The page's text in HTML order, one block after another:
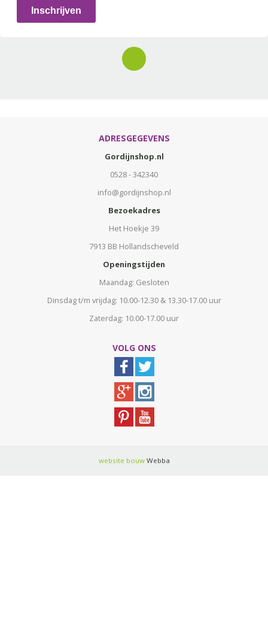
Inschrijven
ADRESGEGEVENS
Gordijnshop.nl
0528 - 342340
info@gordijnshop.nl
Bezoekadres
Het Hoekje 39
7913 BB Hollandscheveld
Openingstijden
Maandag: Gesloten
Dinsdag t/m vrijdag: 10.00-12.30 & 13.30-17.00 uur
Zaterdag: 10.00-17.00 uur
VOLG ONS
website bouwWebba